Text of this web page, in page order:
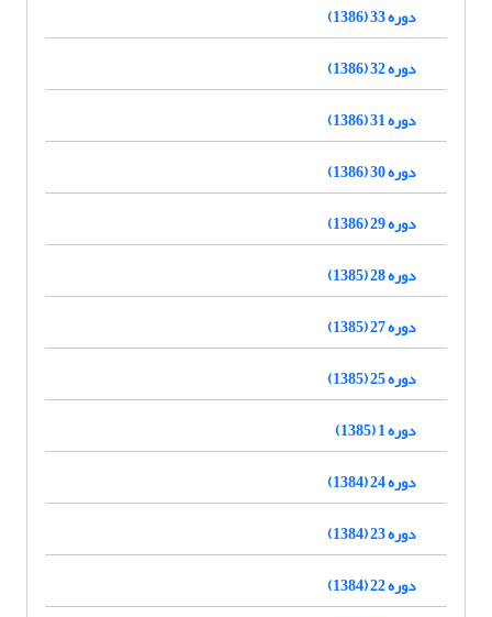
دوره 33 (1386)
دوره 32 (1386)
دوره 31 (1386)
دوره 30 (1386)
دوره 29 (1386)
دوره 28 (1385)
دوره 27 (1385)
دوره 25 (1385)
دوره 1 (1385)
دوره 24 (1384)
دوره 23 (1384)
دوره 22 (1384)